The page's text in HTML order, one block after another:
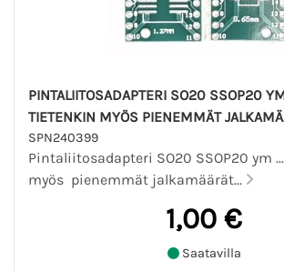
PINTALIITOSADAPTERI SO20 SSOP20
TIETENKIN MYÖS PIENEMMÄT
SPN240399
Pintaliitosadapteri SO20 SSOP20 ym
myös pienemmät jalkamäärät...
1,00 €
Saatavilla